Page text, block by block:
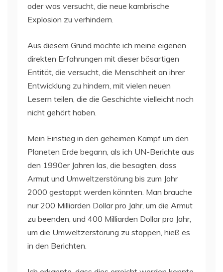
oder was versucht, die neue kambrische
Explosion zu verhindern.
Aus diesem Grund möchte ich meine eigenen
direkten Erfahrungen mit dieser bösartigen
Entität, die versucht, die Menschheit an ihrer
Entwicklung zu hindern, mit vielen neuen
Lesern teilen, die die Geschichte vielleicht noch
nicht gehört haben.
Mein Einstieg in den geheimen Kampf um den
Planeten Erde begann, als ich UN-Berichte aus
den 1990er Jahren las, die besagten, dass
Armut und Umweltzerstörung bis zum Jahr
2000 gestoppt werden könnten. Man brauche
nur 200 Milliarden Dollar pro Jahr, um die Armut
zu beenden, und 400 Milliarden Dollar pro Jahr,
um die Umweltzerstörung zu stoppen, hieß es
in den Berichten.